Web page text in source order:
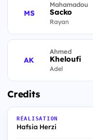
MS
Mahamadou
Sacko
Rayan
AK
Ahmed
Kheloufi
Adel
Credits
RÉALISATION
Hafsia Herzi